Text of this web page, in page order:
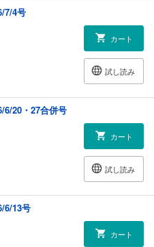
7/4号
カート
試し読み
20・27合併号
カート
試し読み
6/13号
カート